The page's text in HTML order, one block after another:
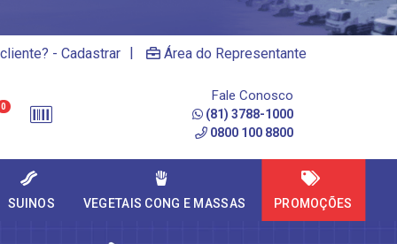
- Cadastrar | Área do Representante
0
Fale Conosco
(81) 3788-1000
0800 100 8800
SUINOS VEGETAIS CONG E MASSAS PROMOÇÕES